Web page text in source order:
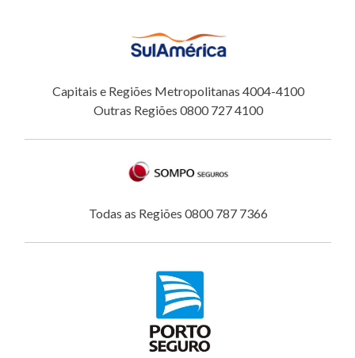
Capitais e Regiões Metropolitanas 4004-4100
Outras Regiões 0800 727 4100
Todas as Regiões 0800 787 7366